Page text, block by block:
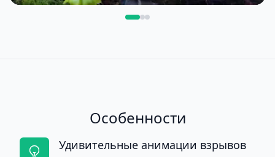
Особенности
Удивительные анимации взрывов